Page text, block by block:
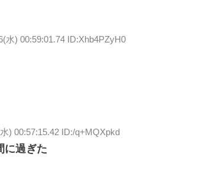
水) 00:59:01.74 ID:Xhb4PZyH0
) 00:57:15.42 ID:/q+MQXpkd
に過ぎた